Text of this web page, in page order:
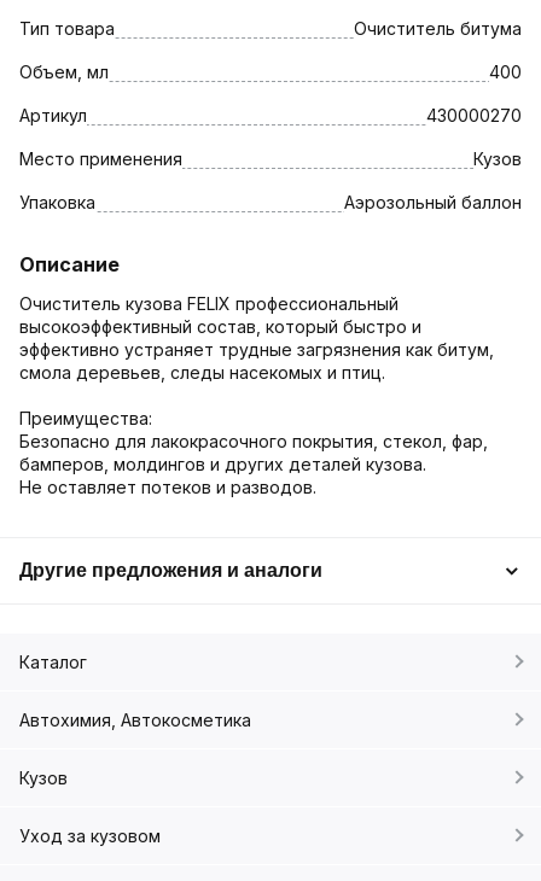
Тип товара Очиститель битума
Объем, мл 400
Артикул 430000270
Место применения Кузов
Упаковка Аэрозольный баллон
Описание
Очиститель кузова FELIX профессиональный
высокоэффективный состав, который быстро и
эффективно устраняет трудные загрязнения как битум,
смола деревьев, следы насекомых и птиц.
Преимущества:
Безопасно для лакокрасочного покрытия, стекол, фар,
бамперов, молдингов и других деталей кузова.
Не оставляет потеков и разводов.
Другие предложения и аналоги
Каталог
Автохимия, Автокосметика
Кузов
Уход за кузовом